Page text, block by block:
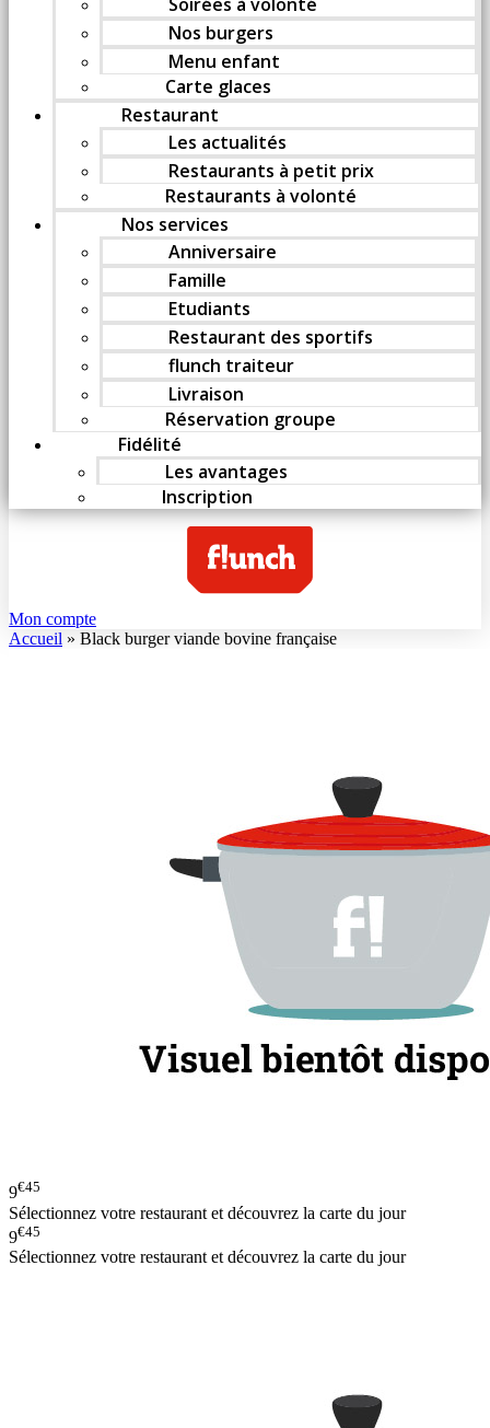
Nos burgers
Menu enfant
Carte glaces
Restaurant
Les actualités
Restaurants à petit prix
Restaurants à volonté
Nos services
Anniversaire
Famille
Etudiants
Restaurant des sportifs
flunch traiteur
Livraison
Réservation groupe
Fidélité
Les avantages
Inscription
Mon compte
Accueil » Black burger viande bovine française
9€45
Sélectionnez votre restaurant et découvrez la carte du jour
9€45
Sélectionnez votre restaurant et découvrez la carte du jour